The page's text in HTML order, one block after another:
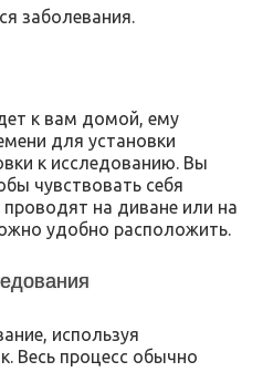
заболевания.
к вам домой, ему
для установки
к исследованию. Вы
чувствовать себя
на диване или на
удобно расположить.
используя
Весь процесс обычно